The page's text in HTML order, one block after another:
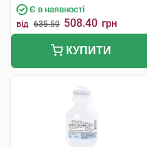
Є в наявності
від 635.50 508.40 грн
КУПИТИ